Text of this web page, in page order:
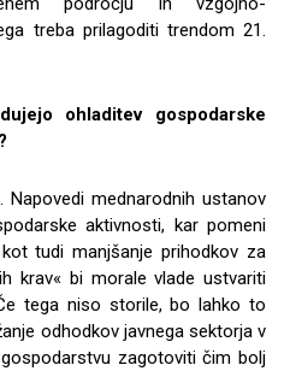
treba prilagoditi trendom 21.
ohladitev gospodarske
mednarodnih ustanov
aktivnosti, kar pomeni
tudi manjšanje prihodkov za
krav« bi morale vlade ustvariti
tega niso storile, bo lahko to
odhodkov javnega sektorja v
zagotoviti čim bolj